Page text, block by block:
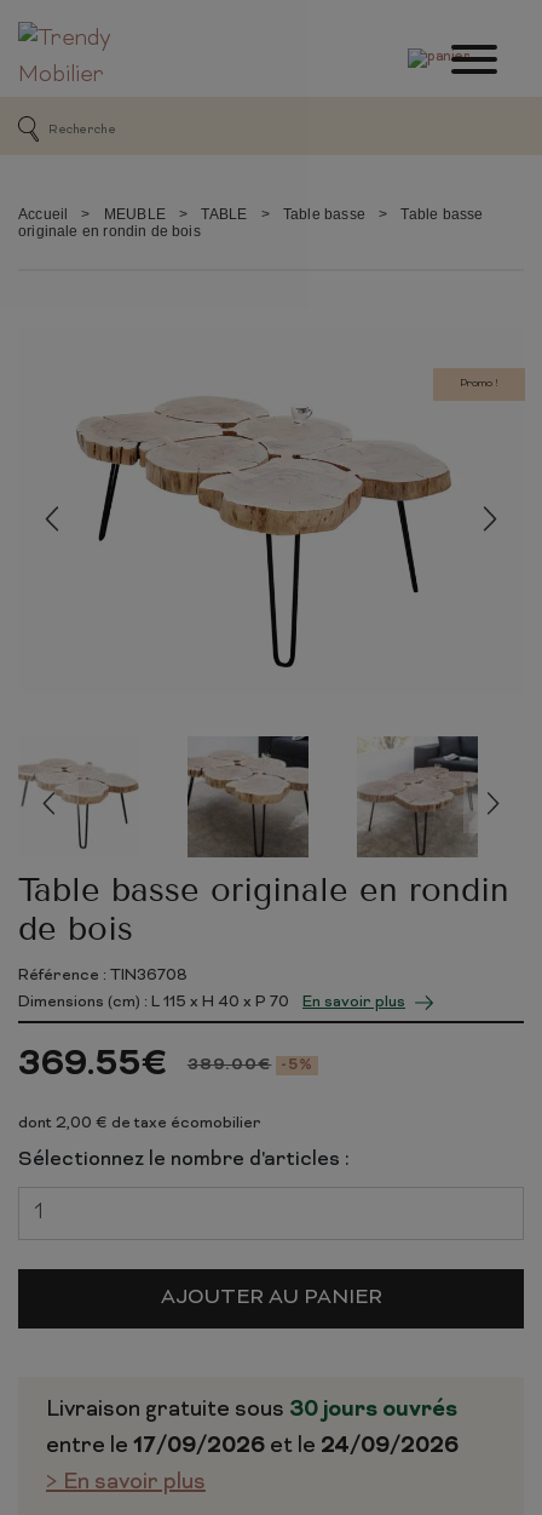
Accueil > MEUBLE > TABLE > Table basse >
Table basse
originale en rondin de bois
Promo !
Table basse originale en rondin
de bois
Référence : TIN36708
Dimensions (cm) : L115 x H 40 x P 70 En savoir plus
389.00€ -5%
369.55€
dont 2,00 € de taxe écomobilier
Sélectionnez le nombre d'articles :
AJOUTER AU PANIER
Livraison gratuite sous 30 jours ouvrés
entre le 17/09/2026 et le 24/09/2026
> En savoir plus